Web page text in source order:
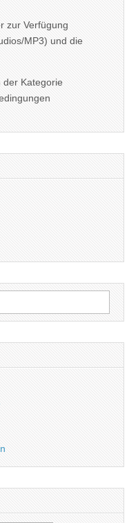
zur Verfügung
MP3) und die
der Kategorie